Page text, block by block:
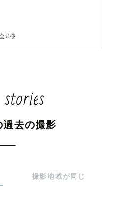
と申します。赤ちゃんの撮影
子さんも本当に愛おしくて
んでみる」くらいの気楽さ
す🙋‍♀️
ースデー、七五三、日常）
#桜
過去の撮影
撮影地域が同じ